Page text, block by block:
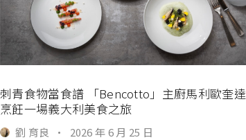
刺青食物當食譜 「Bencotto」主廚馬利歐奎達
烹飪一場義大利美食之旅
劉 育良 ·
2026 年 6 月 25 日